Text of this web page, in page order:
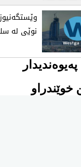
نوێی لە
خوێندراو